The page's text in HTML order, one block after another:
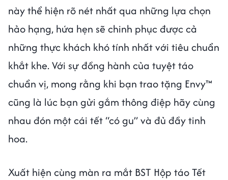
này thể hiện rõ nét nhất qua những lựa chọn
hảo hạng, hứa hẹn sẽ chinh phục được cả
những thực khách khó tính nhất với tiêu chuẩn
khắt khe. Với sự đồng hành của tuyệt táo
chuẩn vị, mong rằng khi bạn trao tặng Envy™
cũng là lúc bạn gửi gắm thông điệp hãy cùng
nhau đón một cái tết “có gu” và đủ đầy tinh
hoa.
Xuất hiện cùng màn ra mắt BST Hộp táo Tết